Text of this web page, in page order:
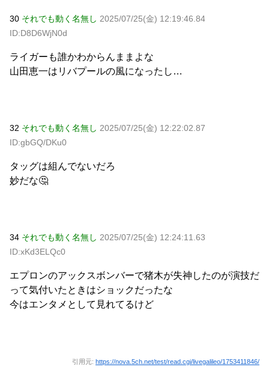
30 それでも動く名無し 2025/07/25(金) 12:19:46.84
ID:D8D6WjN0d
ライガーも誰かわからんままよな
山田恵一はリバプールの風になったし…
32 それでも動く名無し 2025/07/25(金) 12:22:02.87
ID:gbGQ/DKu0
タッグは組んでないだろ
妙だな🤔
34 それでも動く名無し 2025/07/25(金) 12:24:11.63
ID:xKd3ELQc0
エプロンのアックスボンバーで猪木が失神したのが演技だ
って気付いたときはショックだったな
今はエンタメとして見れてるけど
引用元: https://nova.5ch.net/test/read.cgi/livegalileo/1753411846/